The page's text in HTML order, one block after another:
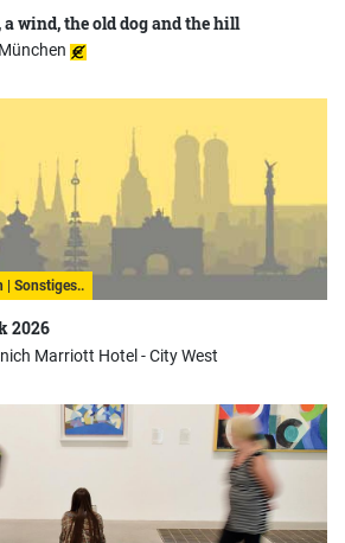
wind, the old dog and the hill
| Sonstiges..
2026
Marriott Hotel - City West